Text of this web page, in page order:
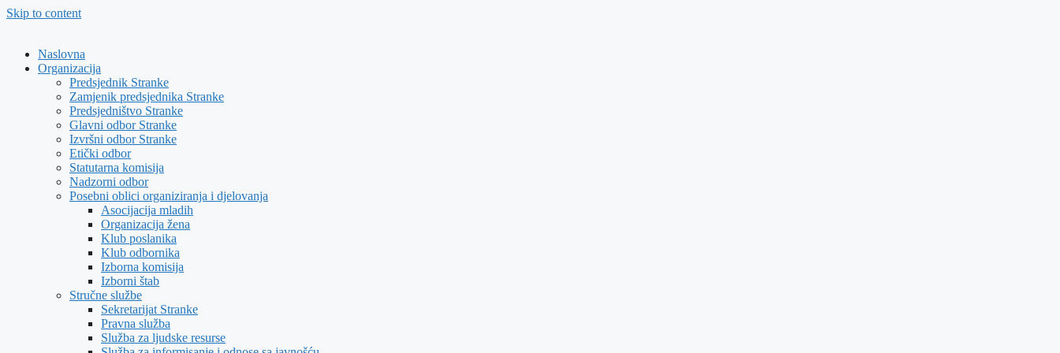
Skip to content
Naslovna
Organizacija
Predsjednik Stranke
Zamjenik predsjednika Stranke
Predsjedništvo Stranke
Glavni odbor Stranke
Izvršni odbor Stranke
Etički odbor
Statutarna komisija
Nadzorni odbor
Posebni oblici organiziranja i djelovanja
Asocijacija mladih
Organizacija žena
Klub poslanika
Klub odbornika
Izborna komisija
Izborni štab
Stručne službe
Sekretarijat Stranke
Pravna služba
Služba za ljudske resurse